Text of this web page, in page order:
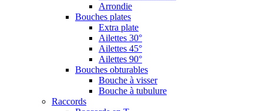
Arrondie
Bouches plates
Extra plate
Ailettes 30°
Ailettes 45°
Ailettes 90°
Bouches obturables
Bouche à visser
Bouche à tubulure
Raccords